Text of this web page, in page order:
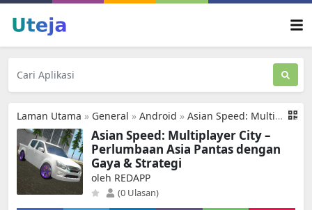
Laman Utama » General » Android » Asian Speed: Multiplayer City
Asian Speed: Multiplayer City –
Perlumbaan Asia Pantas dengan
Gaya & Strategi
oleh REDAPP
(0 Ulasan)